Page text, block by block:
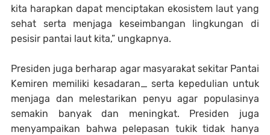
kita harapkan dapat menciptakan ekosistem laut yang
sehat serta menjaga keseimbangan lingkungan di
pesisir pantai laut kita,” ungkapnya.
Presiden juga berharap agar masyarakat sekitar Pantai
Kemiren memiliki kesadaran_ serta kepedulian untuk
menjaga dan melestarikan penyu agar populasinya
semakin banyak dan meningkat. Presiden juga
menyampaikan bahwa pelepasan tukik tidak hanya